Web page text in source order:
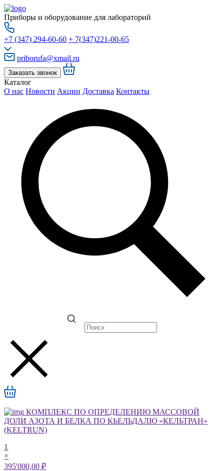
Приборы и оборудование для лабораторий
+7 (347) 294-60-60 + 7(347)221-00-65
priborufa@xmail.ru
Заказать звонок
Каталог
О нас Новости Акции Доставка Контакты
КОМПЛЕКС ПО ОПРЕДЕЛЕНИЮ МАССОВОЙ
ДОЛИ АЗОТА И БЕЛКА ПО КЬЕЛЬДАЛЮ «КЕЛЬТРАН»
(KELTRUN)
1
×
395'000,00 ₽